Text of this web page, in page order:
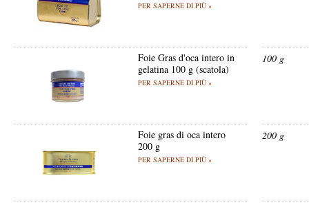
PER SAPERNE DI PIÙ »
Foie Gras d'oca intero in
gelatina 100 g (scatola)
PER SAPERNE DI PIÙ »
100 g
Foie gras di oca intero
200 g
PER SAPERNE DI PIÙ »
200 g